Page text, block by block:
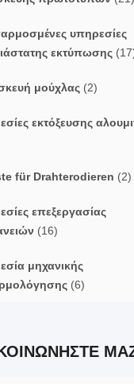
υπηρεσίες
εκτύπωσης
μούχλας (2)
εκτόξευσης
für Drahterodieren (2)
επεξεργασίας
(16)
μηχανικής
(6)